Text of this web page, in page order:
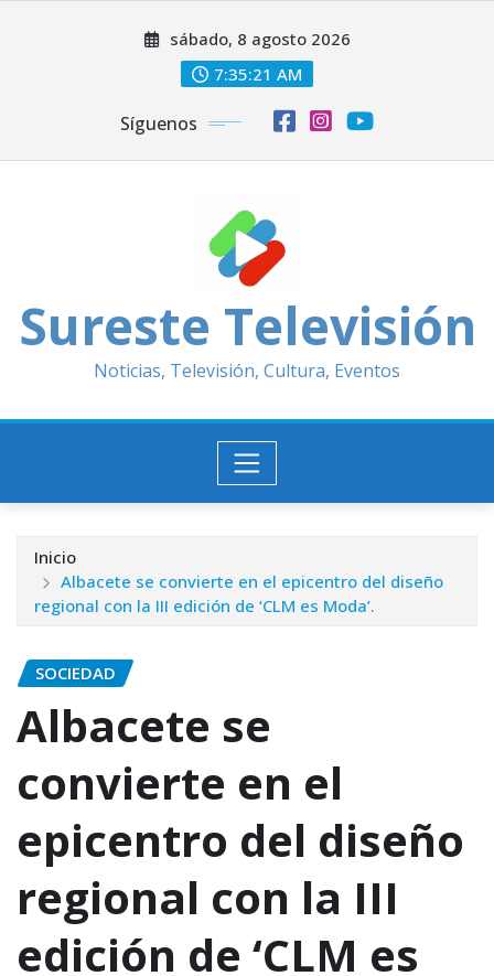
sábado, 8 agosto 2026
7:35:23 AM
Síguenos
Sureste Televisión
Noticias, Televisión, Cultura, Eventos
Inicio
Albacete se convierte en el epicentro del diseño
regional con la III edición de ‘CLM es Moda’.
SOCIEDAD
Albacete se
convierte en el
epicentro del diseño
regional con la III
edición de ‘CLM es